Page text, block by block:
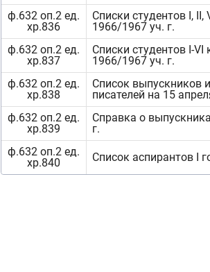
ф.632 оп.2 ед.
хр.836
Списки студентов I, II,
1966/1967 уч. г.
ф.632 оп.2 ед.
хр.837
Списки студентов I-VI
1966/1967 уч. г.
ф.632 оп.2 ед.
хр.838
Список выпускников
писателей на 15
ф.632 оп.2 ед.
хр.839
Справка о
г.
ф.632 оп.2 ед.
хр.840
Список аспирантов I